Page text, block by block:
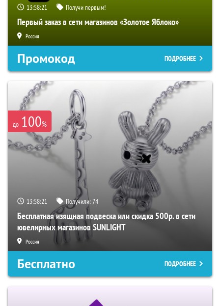
13:58:19 Получи первым!
Первый заказ в сети магазинов «Золотое Яблоко»
Россия
Промокод ПОДРОБНЕЕ
до 100%
13:58:19 Получили:74
Бесплатная изящная подвеска или скидка 500р. в сети
ювелирных магазинов SUNLIGHT
Россия
Бесплатно ПОДРОБНЕЕ